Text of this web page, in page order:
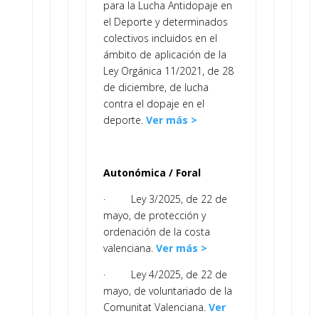
para la Lucha Antidopaje en
el Deporte y determinados
colectivos incluidos en el
ámbito de aplicación de la
Ley Orgánica 11/2021, de 28
de diciembre, de lucha
contra el dopaje en el
deporte. Ver más >
Autonómica / Foral
· Ley 3/2025, de 22 de
mayo, de protección y
ordenación de la costa
valenciana. Ver más >
· Ley 4/2025, de 22 de
mayo, de voluntariado de la
Comunitat Valenciana. Ver